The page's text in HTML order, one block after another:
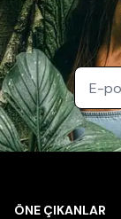
ÖNE ÇIKANLAR